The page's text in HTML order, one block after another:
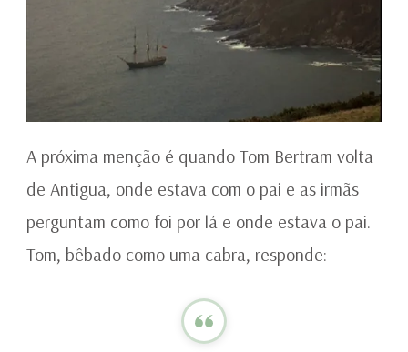
A próxima menção é quando Tom Bertram volta
de Antigua, onde estava com o pai e as irmãs
perguntam como foi por lá e onde estava o pai.
Tom, bêbado como uma cabra, responde: